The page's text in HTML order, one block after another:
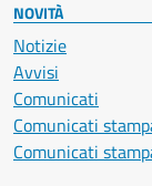
NOVITÀ
Notizie
Avvisi
Comunicati
Comunicati
Comunicati